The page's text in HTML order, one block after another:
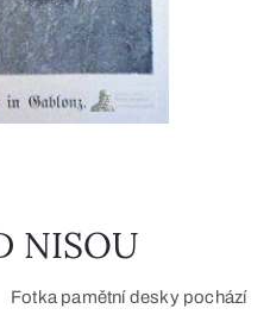
NISOU
pamětní desky pochází